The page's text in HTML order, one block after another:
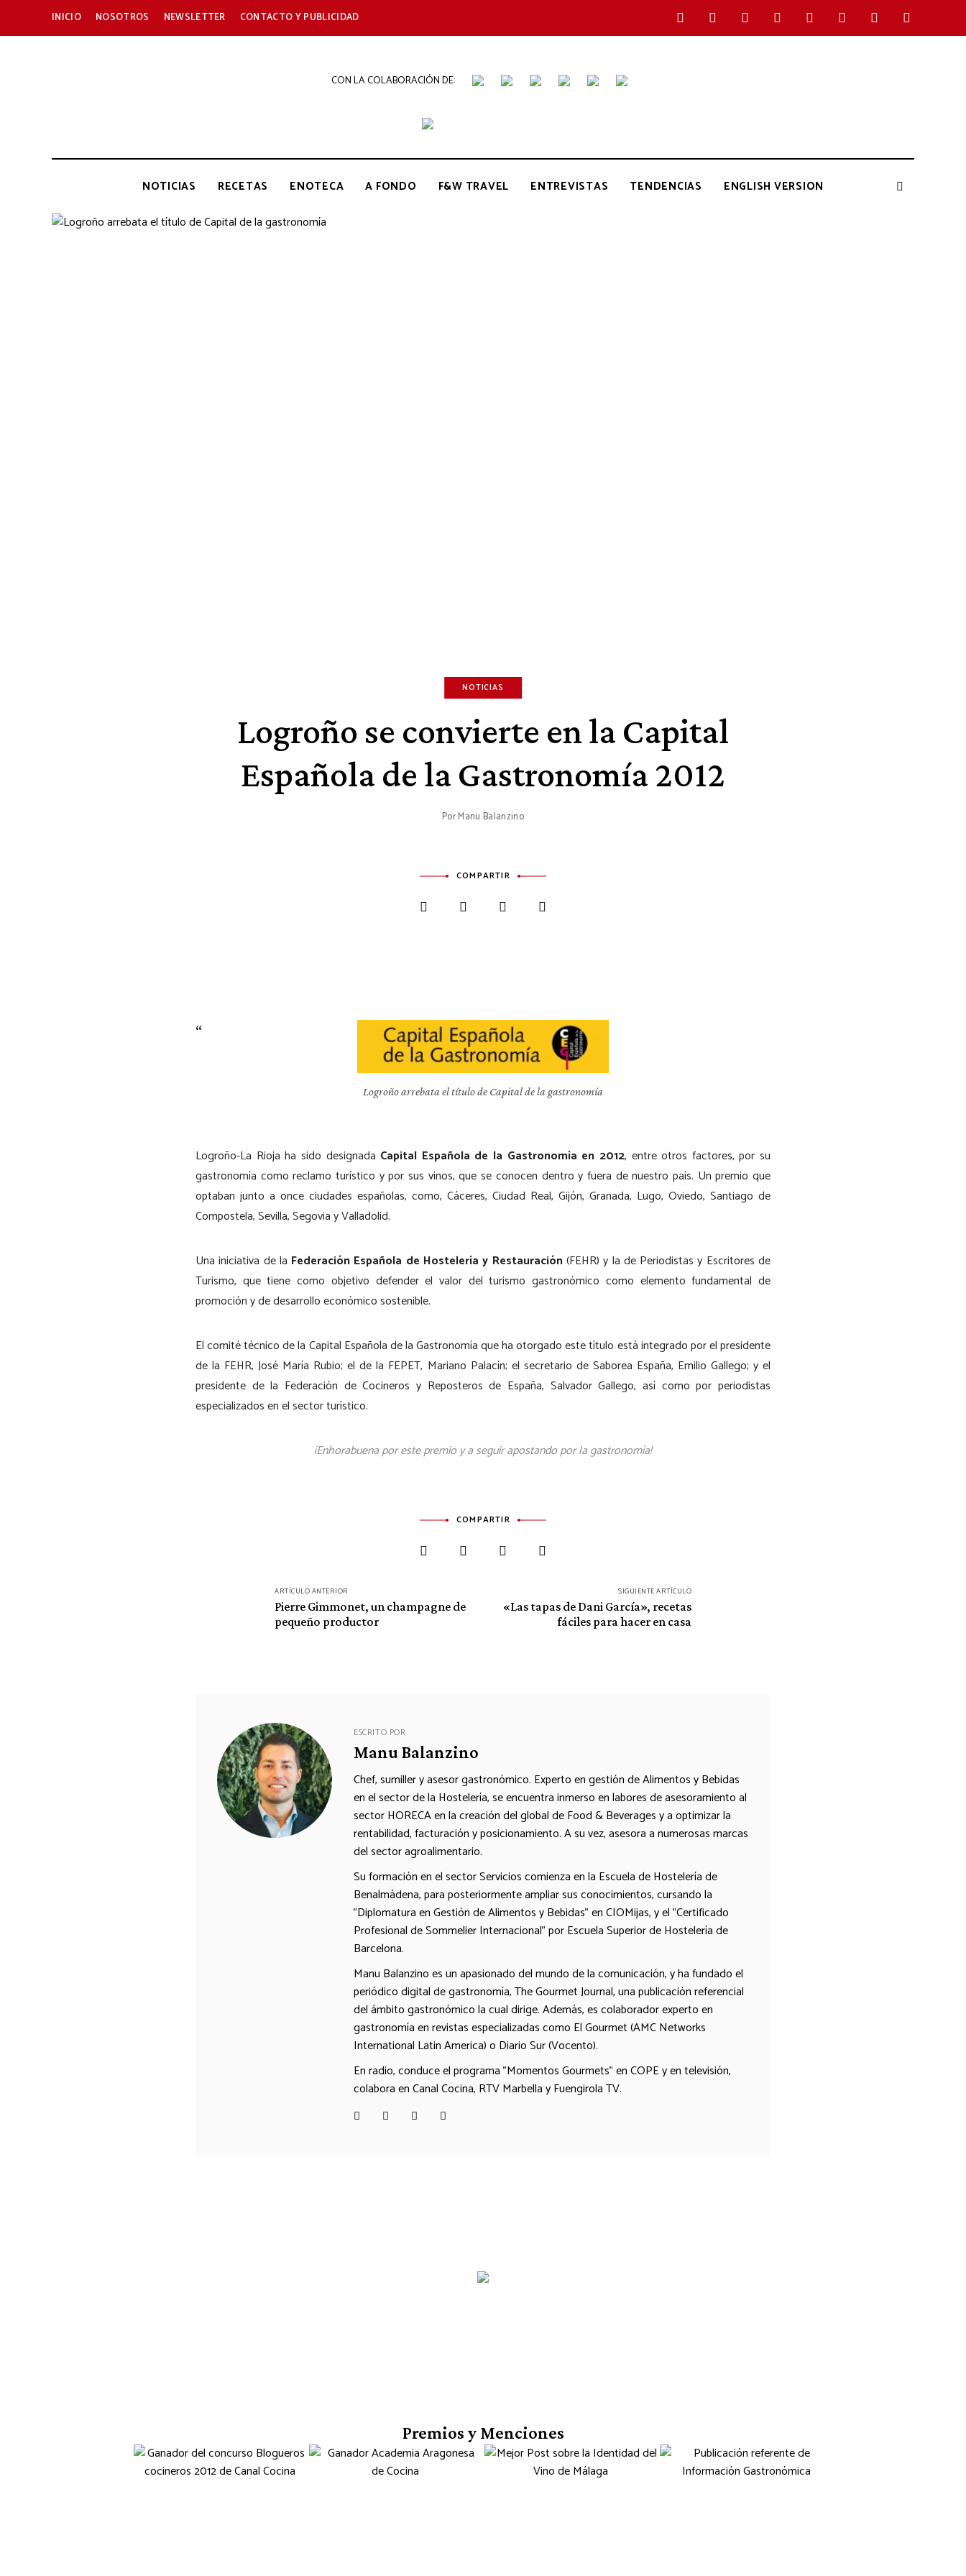
INICIO NOSOTROS NEWSLETTER CONTACTO Y PUBLICIDAD
CON LA COLABORACIÓN DE:
THE
GOURMET
Periódico
Gastronomía
NOTICIAS
RECETAS ENOTECA A FONDO F&W TRAVEL ENTREVISTAS TENDENCIAS ENGLISH VERSION
NOTICIAS
Logroño se convierte en la Capital
Española de la Gastronomía 2012
PorManu Balanzino
COMPARTIR
Logroño arrebata el título de Capital de la gastronomía
Logroño-La Rioja ha sido designada Capital Española de la Gastronomía en 2012, entre otros factores, por su
gastronomía como reclamo turístico y por sus vinos, que se conocen dentro y fuera de nuestro país. Un premio que
optaban junto a once ciudades españolas, como, Cáceres, Ciudad Real, Gijón, Granada, Lugo, Oviedo, Santiago de
Compostela, Sevilla, Segovia y Valladolid.
Una iniciativa de la Federación Española de Hostelería y Restauración(FEHR) y la de Periodistas y Escritores de
Turismo, que tiene como objetivo defender el valor del turismo gastronómico como elemento fundamental de
promoción y de desarrollo económico sostenible.
El comité técnico de la Capital Española de la Gastronomía que ha otorgado este título está integrado por el presidente
de la FEHR, José María Rubio; el de la FEPET, Mariano Palacín; el secretario de Saborea España, Emilio Gallego; y el
presidente de la Federación de Cocineros y Reposteros de España, Salvador Gallego, así como por periodistas
especializados en el sector turístico.
¡Enhorabuena por este premio y a seguir apostando por la gastronomía!
COMPARTIR
ARTÍCULO ANTERIOR
Pierre Gimmonet, un champagne de
pequeño productor
SIGUIENTE ARTÍCULO
«Las tapas de Dani García», recetas
fáciles para hacer en casa
ESCRITO POR
Manu Balanzino
Chef, sumiller y asesor gastronómico. Experto en gestión de Alimentos y Bebidas
en el sector de la Hostelería, se encuentra inmerso en labores de asesoramiento al
sector HORECA en la creación del global de Food & Beverages y a optimizar la
rentabilidad, facturación y posicionamiento. A su vez, asesora a numerosas marcas
del sector agroalimentario.
Su formación en el sector Servicios comienza en la Escuela de Hostelería de
Benalmádena, para posteriormente ampliar sus conocimientos, cursando la
"Diplomatura en Gestión de Alimentos y Bebidas" en CIOMijas, y el "Certificado
Profesional de Sommelier Internacional" por Escuela Superior de Hostelería de
Barcelona.
Manu Balanzino es un apasionado del mundo de la comunicación, y ha fundado el
periódico digital de gastronomía, The Gourmet Journal, una publicación referencial
del ámbito gastronómico la cual dirige. Además, es colaborador experto en
gastronomía en revistas especializadas como El Gourmet (AMC Networks
International Latin America) o Diario Sur (Vocento).
En radio, conduce el programa "Momentos Gourmets" en COPE y en televisión,
colabora en Canal Cocina, RTV Marbella y Fuengirola TV.
Premios y Menciones